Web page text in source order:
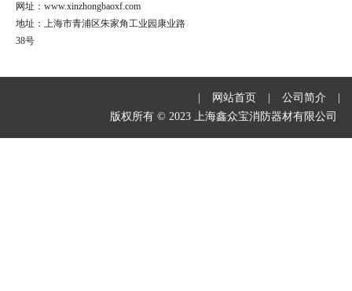
网址：www.xinzhongbaoxf.com
地址：上海市青浦区朱家角工业园康业路
38号
网站首页 公司简介
版权所有 © 2023 上海鑫众宝消防器材有限公